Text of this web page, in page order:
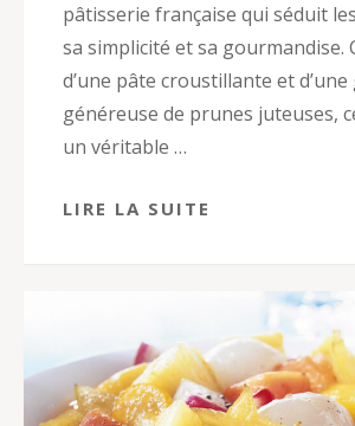
pâtisserie française qui séduit
sa simplicité et sa gourmandise.
d’une pâte croustillante et
généreuse de prunes juteuses,
un véritable …
LIRE LA SUITE